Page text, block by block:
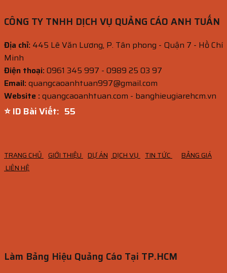
CÔNG TY TNHH DỊCH VỤ QUẢNG CÁO ANH TUẤN
Địa chỉ: 445 Lê Văn Lương, P. Tân phong - Quận 7 - Hồ Chí
Minh
Điện thoại:0961 345 997 - 0989 25 03 97
Email:quangcaoanhtuan997@gmail.com
Website :quangcaoanhtuan.com - banghieugiarehcm.vn
⭐ ID Bài Viết: 54
TRANG CHỦ GIỚI THIỆU DỰ ÁN DỊCH VỤ TIN TỨC
BẢNG GIÁ
LIÊN HỆ
Làm Bảng Hiệu Quảng Cáo Tại TP.HCM